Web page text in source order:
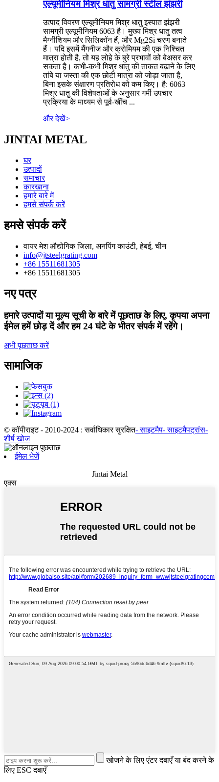
एल्यूमीनियम मिश्र धातु सामग्री स्टील झंझरी
उत्पाद विवरण एल्यूमीनियम मिश्र धातु इस्पात झंझरी
सामग्री एल्यूमीनियम 6063 है। मुख्य मिश्र धातु तत्व
मैग्नीशियम और सिलिकॉन हैं, और Mg2Si चरण बनाते
हैं। यदि इसमें मैंगनीज और क्रोमियम की एक निश्चित
मात्रा होती है, तो यह लोहे के बुरे प्रभावों को बेअसर कर
सकता है। कभी-कभी मिश्र धातु की ताकत बढ़ाने के लिए
तांबे या जस्ता की एक छोटी मात्रा को जोड़ा जाता है,
बिना इसके संक्षारण प्रतिरोध को कम किए। है: 6063
मिश्र धातु की विशेषताओं के अनुसार गर्मी उपचार
प्रक्रिया के माध्यम से पूर्व-खींच ...
और देखें>
JINTAI METAL
घर
उत्पादों
समाचार
कारखाना
हमारे बारे में
हमसे संपर्क करें
हमसे संपर्क करें
वायर मेश औद्योगिक जिला, अनपिंग काउंटी, हेबई, चीन
info@jtsteelgrating.com
+86 15511681305
+86 15511681305
नए पत्र
हमारे उत्पादों या मूल्य सूची के बारे में पूछताछ के लिए, कृपया अपना
ईमेल हमें छोड़ दें और हम 24 घंटे के भीतर संपर्क में रहेंगे।
अभी पूछताछ करें
सामाजिक
© कॉपीराइट - 2010-2024 : सर्वाधिकार सुरक्षित- साइटमैप- साइटमैपट्रांस-
शीर्ष खोज
ईमेल भेजें
Jintai Metal
एक्स
खोजने के लिए एंटर दबाएँ या बंद करने के
लिए ESC दबाएँ